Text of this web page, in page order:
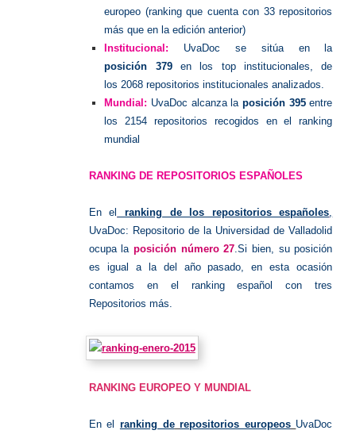
europeo (ranking que cuenta con 33 repositorios
más que en la edición anterior)
Institucional: UvaDoc se sitúa en la
posición 379en los top institucionales, de
los 2068 repositorios institucionales analizados.
Mundial: UvaDoc alcanza la posición 395entre
los 2154 repositorios recogidos en el ranking
mundial
RANKING DE REPOSITORIOS ESPAÑOLES
En el ranking de los repositorios españoles
UvaDoc: Repositorio de la Universidad de Valladolid
ocupa la posición número 27 .Si bien, su posición
es igual a la del año pasado, en esta ocasión
contamos en el ranking español con tres
Repositorios más.
RANKING EUROPEO Y MUNDIAL
En el ranking de repositorios europeos UvaDoc